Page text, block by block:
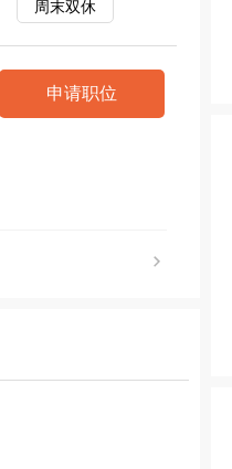
周末双休
申请职位